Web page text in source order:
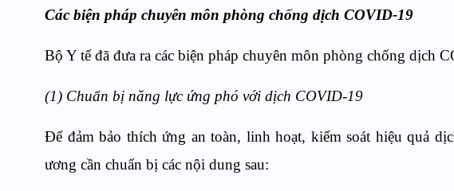
Các biện pháp chuyên môn phòng chống dịch COVID-19
Bộ Y tế đã đưa ra các biện pháp chuyên môn phòng chống dịch
(1) Chuẩn bị năng lực ứng phó với dịch COVID-19
Để đảm bảo thích ứng an toàn, linh hoạt, kiểm soát hiệu quả
ương cần chuẩn bị các nội dung sau: